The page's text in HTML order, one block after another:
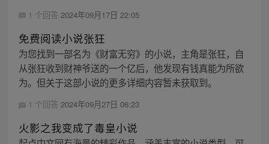
1 个回答 2024年09月17日 22:05
免费阅读小说张狂
为您找到一部名为《财富无穷》的小说，主角是张狂，自
从张狂收到财神爷送的一个亿后，他发现有钱真能为所欲
为。但关于这部小说的更多详细内容暂未获取到。
1 个回答 2024年09月27日 06:23
火影之我变成了毒皇小说